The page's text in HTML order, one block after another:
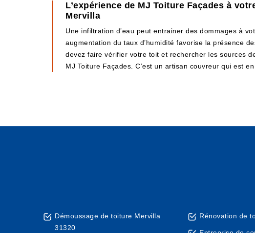
L’expérience de MJ Toiture Façades à
Mervilla
Une infiltration d’eau peut entrainer des dommages à
augmentation du taux d’humidité favorise la présence
devez faire vérifier votre toit et rechercher les sources
MJ Toiture Façades. C’est un artisan couvreur qui est
Démoussage de toiture Mervilla
31320
Rénovation de